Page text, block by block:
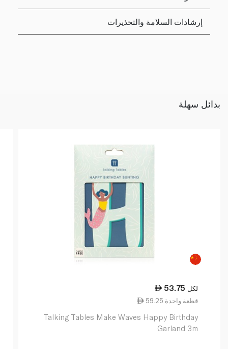
إرشادات السلامة والتحذيرات
بدائل سهلة
53.75 لكل
59.25 قطعة واحدة
Talking Tables Make Waves Happy Birthday
Garland 3m